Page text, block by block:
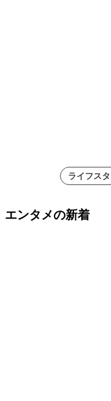
ライフス
エンタメの新着